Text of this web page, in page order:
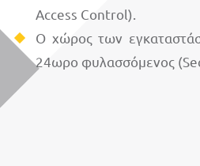
Access Control).
Ο χώρος των
24ωρο φυλασσόμενος